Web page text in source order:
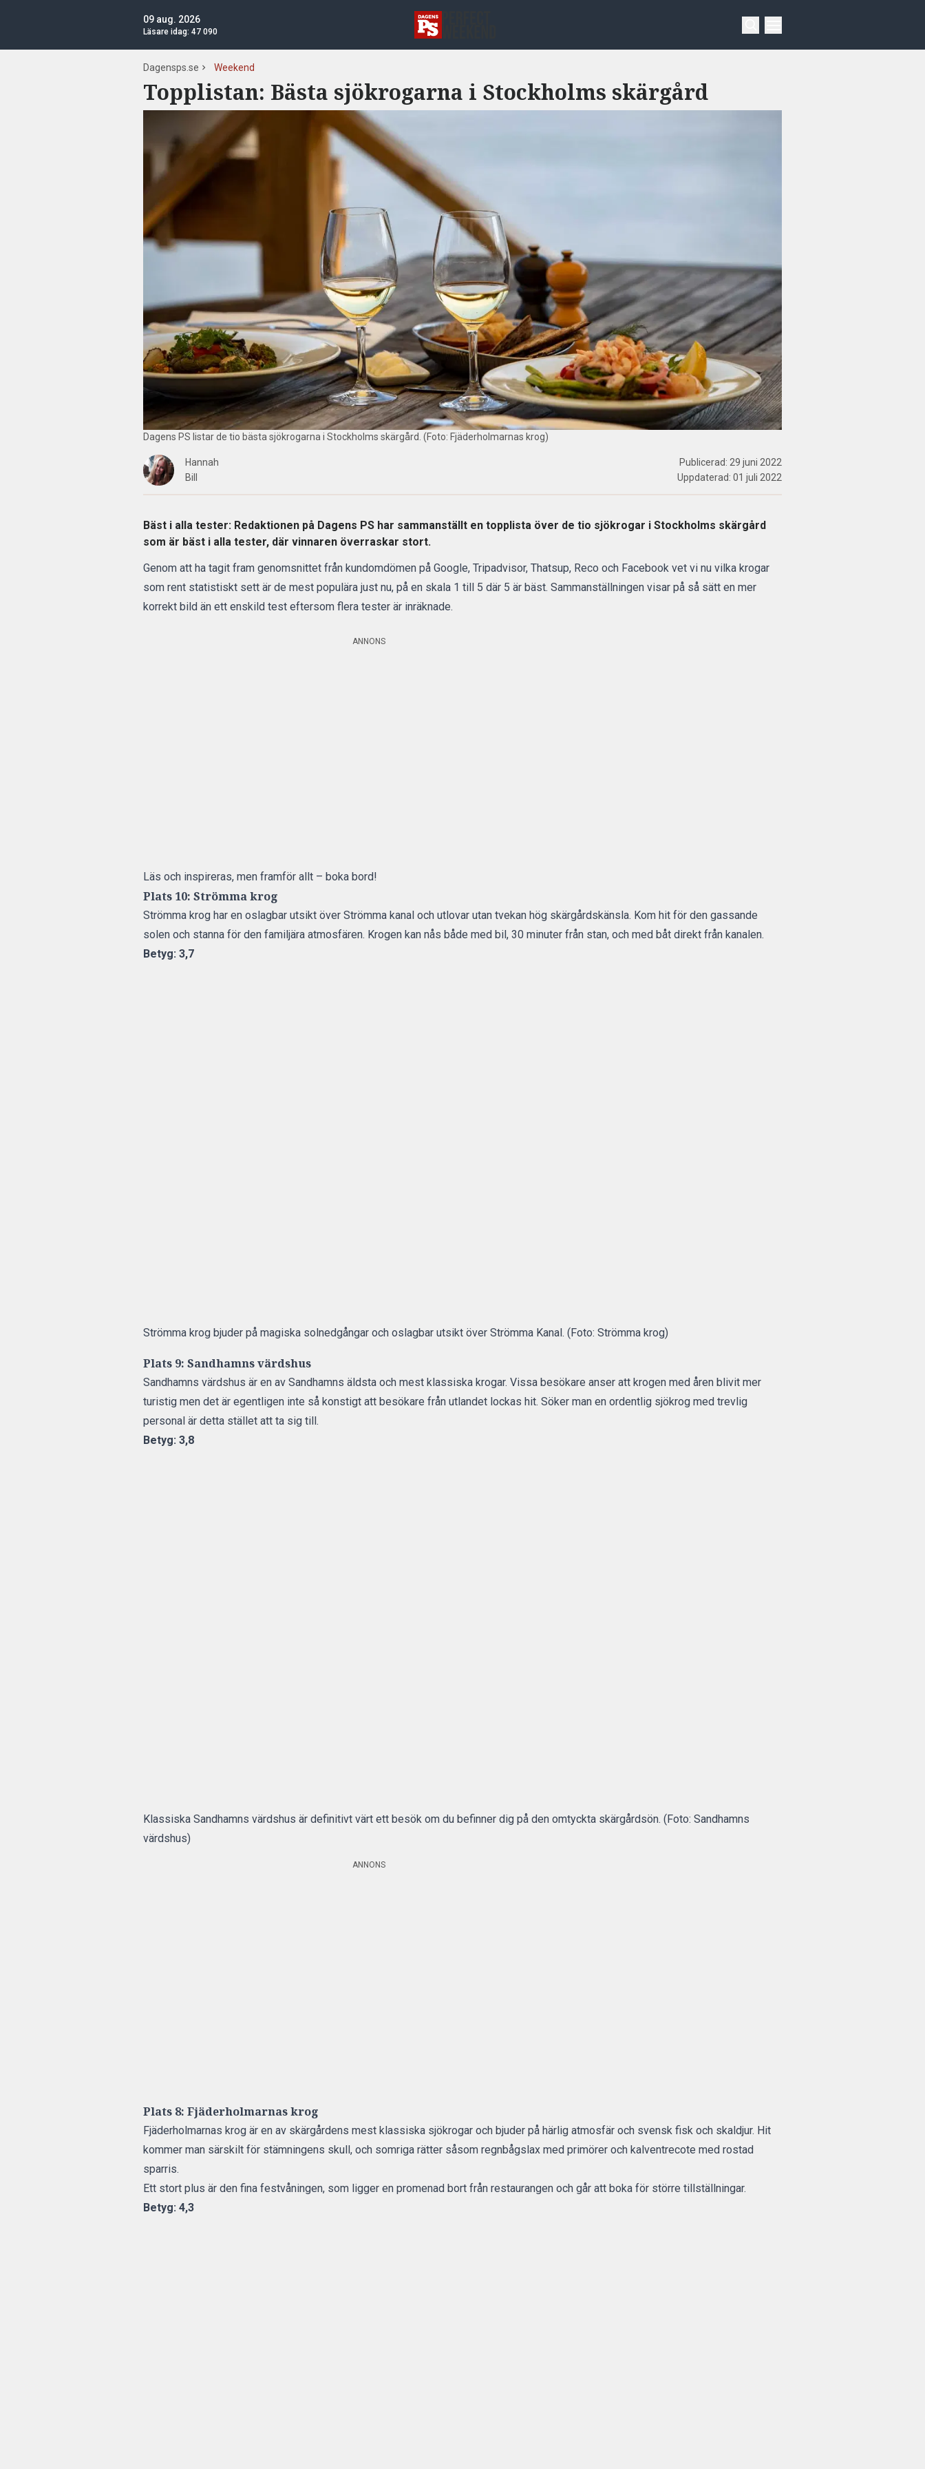
09 aug. 2026
Läsare idag: 47 090
Dagensps.se Weekend
Topplistan: Bästa sjökrogarna i Stockholms skärgård
Dagens PS listar de tio bästa sjökrogarna i Stockholms skärgård. (Foto: Fjäderholmarnas krog)
Hannah
Bill
Publicerad: 29 juni 2022
Uppdaterad: 01 juli 2022
Bäst i alla tester: Redaktionen på Dagens PS har sammanställt en topplista över de tio sjökrogar i Stockholms skärgård
som är bäst i alla tester, där vinnaren överraskar stort.
Genom att ha tagit fram genomsnittet från kundomdömen på Google, Tripadvisor, Thatsup, Reco och Facebook vet vi nu vilka krogar
som rent statistiskt sett är de mest populära just nu, på en skala 1 till 5 där 5 är bäst. Sammanställningen visar på så sätt en mer
korrekt bild än ett enskild test eftersom flera tester är inräknade.
ANNONS
Läs och inspireras, men framför allt – boka bord!
Plats 10: Strömma krog
Strömma krog har en oslagbar utsikt över Strömma kanal och utlovar utan tvekan hög skärgårdskänsla. Kom hit för den gassande
solen och stanna för den familjära atmosfären. Krogen kan nås både med bil, 30 minuter från stan, och med båt direkt från kanalen.
Betyg: 3,7
Strömma krog bjuder på magiska solnedgångar och oslagbar utsikt över Strömma Kanal. (Foto: Strömma krog)
Plats 9: Sandhamns värdshus
Sandhamns värdshus är en av Sandhamns äldsta och mest klassiska krogar. Vissa besökare anser att krogen med åren blivit mer
turistig men det är egentligen inte så konstigt att besökare från utlandet lockas hit. Söker man en ordentlig sjökrog med trevlig
personal är detta stället att ta sig till.
Betyg: 3,8
Klassiska Sandhamns värdshus är definitivt värt ett besök om du befinner dig på den omtyckta skärgårdsön. (Foto: Sandhamns
värdshus)
ANNONS
Plats 8: Fjäderholmarnas krog
Fjäderholmarnas krog är en av skärgårdens mest klassiska sjökrogar och bjuder på härlig atmosfär och svensk fisk och skaldjur. Hit
kommer man särskilt för stämningens skull, och somriga rätter såsom regnbågslax med primörer och kalventrecote med rostad
sparris.
Ett stort plus är den fina festvåningen, som ligger en promenad bort från restaurangen och går att boka för större tillställningar.
Betyg: 4,3